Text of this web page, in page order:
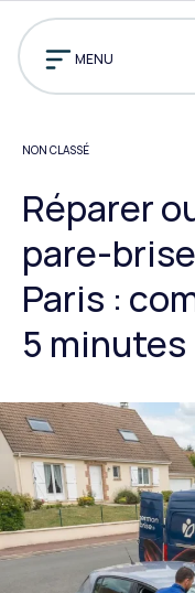
Pourquoi
nous
choisir ?
centre
MENU
NON CLASSÉ
Réparer
pare-
Paris :
5